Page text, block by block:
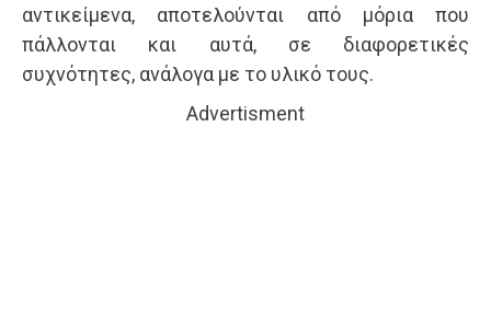
αντικείμενα, αποτελούνται από μόρια που
πάλλονται και αυτά, σε διαφορετικές
συχνότητες, ανάλογα με το υλικό τους.
Advertisment